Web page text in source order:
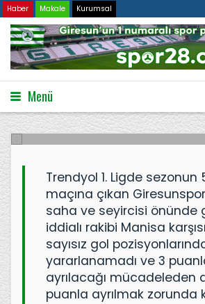
Haber Makale Kurumsal
Menü
Golcü yok, gol de yok!
19.09.2023 2888
Trendyol 1. Ligde sezonun
maçına çıkan
saha ve seyircisi önünde
iddialı rakibi Manisa
sayısız gol
yararlanamadı ve 3
ayrılacağı mücadeleden
puanla ayrılmak zorunda